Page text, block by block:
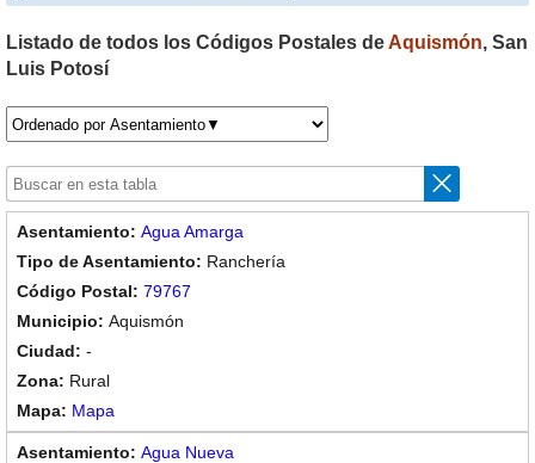
Listado de todos los Códigos Postales deAquismón, San
Luis Potosí
Agua Amarga
Ranchería
79767
Aquismón
-
Rural
Mapa
Agua Nueva